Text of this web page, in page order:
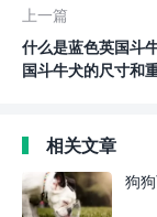
上一篇
什么是蓝色英国斗
国斗牛犬的尺寸和
相关文章
狗